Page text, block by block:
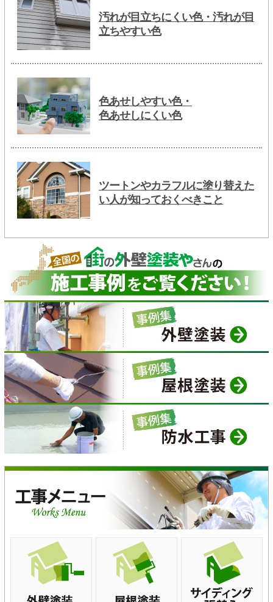
汚れが目立ちにくい色・汚れが目
立ちやすい色
色あせしやすい色・
色あせしにくい色
ツートンやカラフルに塗り替えた
い人が知っておくべきこと